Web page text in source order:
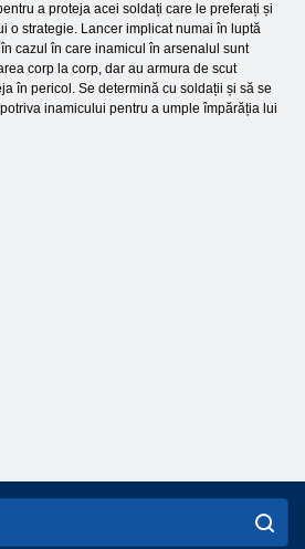
a proteja acei soldați care le preferați și
o strategie. Lancer implicat numai în luptă
cazul în care inamicul în arsenalul sunt
corp la corp, dar au armura de scut
în pericol. Se determină cu soldații și să se
inamicului pentru a umple împărăția lui